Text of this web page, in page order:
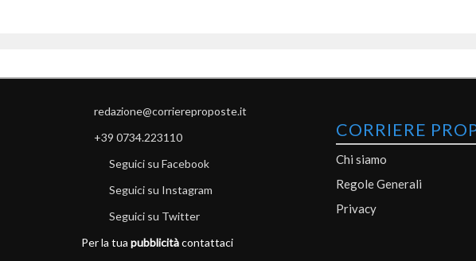
redazione@corriereproposte.it
+39 0734.223110
Seguici su Facebook
Seguici su Instagram
Seguici su Twitter
Per la tua pubblicitàcontattaci
CORRIERE
Chi siamo
Regole Generali
Privacy